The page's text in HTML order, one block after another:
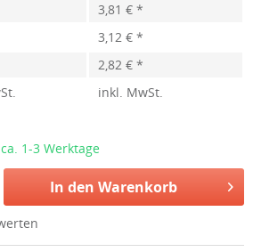
3,81 € *
3,12 € *
2,82 € *
inkl. MwSt.
1-3 Werktage
In den Warenkorb